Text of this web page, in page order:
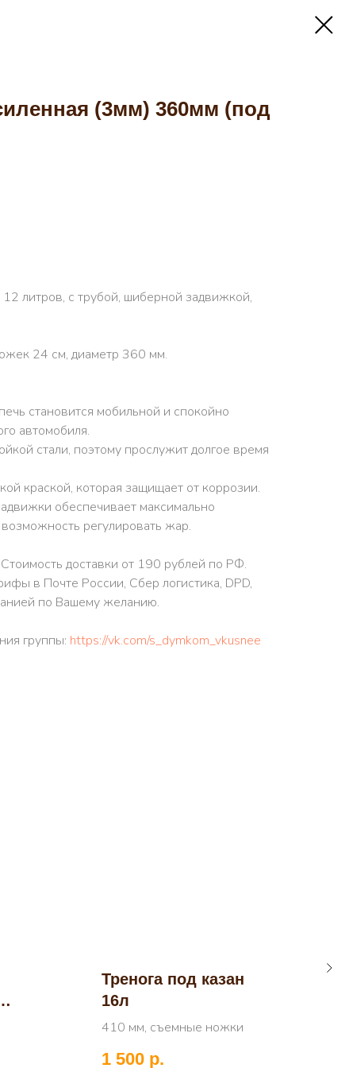
(3мм) 360мм (под
литров, с трубой, шиберной задвижкой,
24 см, диаметр 360 мм.
становится мобильной и спокойно
автомобиля.
стали, поэтому прослужит долгое время
краской, которая защищает от коррозии.
обеспечивает максимально
регулировать жар.
доставки от 190 рублей по РФ.
в Почте России, Сбер логистика, DPD,
по Вашему желанию.
группы: https://vk.com/s_dymkom_vkusnee
Тренога под казан
16л
410 мм, съемные ножки
1 500 р.